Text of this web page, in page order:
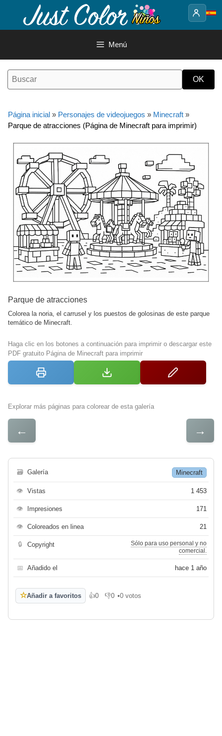
contenido
Menú
Página inicial » Personajes de videojuegos » Minecraft »
Parque de atracciones (Página de Minecraft para imprimir)
Parque de atracciones
Colorea la noria, el carrusel y los puestos de golosinas de este parque
temático de Minecraft.
Haga clic en los botones a continuación para imprimir o descargar este
PDF gratuito Página de Minecraft para imprimir
Explorar más páginas para colorear de esta galería
← →
🗃 Galería Minecraft
👁 Vistas 1 453
👁 Impresiones 171
👁 Coloreados en linea 21
🔒 Copyright
Sólo para uso personal y no
comercial.
📅 Añadido el hace 1 año
☆Añadir a favoritos 👍0
Me gusta
👎0
No me gusta
•0 votos